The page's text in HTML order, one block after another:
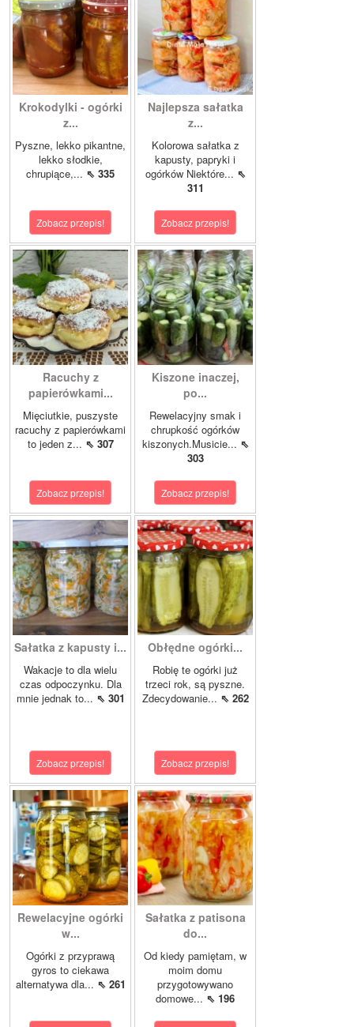
Krokodylki - ogórki
z...
Pyszne, lekko pikantne,
lekko słodkie,
chrupiące,... ⇖ 335
Zobacz przepis!
Najlepsza sałatka
z...
Kolorowa sałatka z
kapusty, papryki i
ogórków Niektóre... ⇖
311
Zobacz przepis!
Racuchy z
papierówkami...
Mięciutkie, puszyste
racuchy z papierówkami
to jeden z... ⇖ 307
Zobacz przepis!
Kiszone inaczej,
po...
Rewelacyjny smak i
chrupkość ogórków
kiszonych.Musicie... ⇖
303
Zobacz przepis!
Sałatka z kapusty i...
Wakacje to dla wielu
czas odpoczynku. Dla
mnie jednak to... ⇖ 301
Zobacz przepis!
Obłędne ogórki...
Robię te ogórki już
trzeci rok, są pyszne.
Zdecydowanie... ⇖ 262
Zobacz przepis!
Rewelacyjne ogórki
w...
Ogórki z przyprawą
gyros to ciekawa
alternatywa dla... ⇖ 261
Sałatka z patisona
do...
Od kiedy pamiętam, w
moim domu
przygotowywano
domowe... ⇖ 196